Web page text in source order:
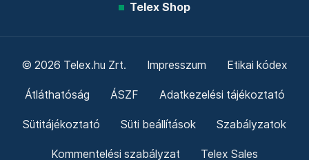
Telex Shop
© 2026 Telex.hu Zrt. Impresszum Etikai kódex
Átláthatóság ÁSZF Adatkezelési tájékoztató
Sütitájékoztató Süti beállítások Szabályzatok
Kommentelési szabályzat Telex Sales